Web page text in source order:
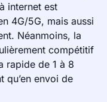
internet est
4G/5G, mais aussi
Néanmoins, la
compétitif
rapide de 1 à 8
qu’en envoi de